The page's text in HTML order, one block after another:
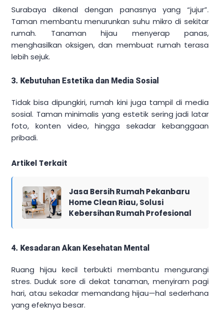
Surabaya dikenal dengan panasnya yang “jujur”.
Taman membantu menurunkan suhu mikro di sekitar
rumah. Tanaman hijau menyerap panas,
menghasilkan oksigen, dan membuat rumah terasa
lebih sejuk.
3. Kebutuhan Estetika dan Media Sosial
Tidak bisa dipungkiri, rumah kini juga tampil di media
sosial. Taman minimalis yang estetik sering jadi latar
foto, konten video, hingga sekadar kebanggaan
pribadi.
Artikel Terkait
Jasa Bersih Rumah Pekanbaru
Home Clean Riau, Solusi
Kebersihan Rumah Profesional
4. Kesadaran Akan Kesehatan Mental
Ruang hijau kecil terbukti membantu mengurangi
stres. Duduk sore di dekat tanaman, menyiram pagi
hari, atau sekadar memandang hijau—hal sederhana
yang efeknya besar.